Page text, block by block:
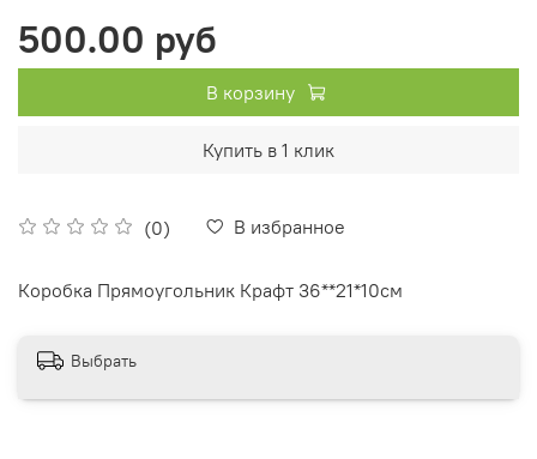
(0) В избранное
500.00 руб
В корзину
Купить в 1 клик
Коробка Прямоугольник Крафт 36**21*10см
Выбрать